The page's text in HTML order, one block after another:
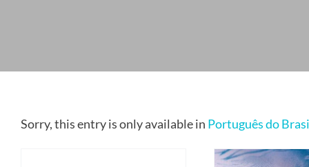
Sorry, this entry is only available in Português do